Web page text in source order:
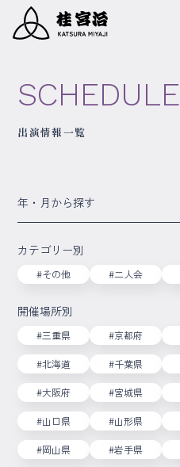
SCHEDULE
出演情報一覧
年・月から探す
カテゴリー別
#その他 #二人会
開催場所別
#三重県 #京都府
#北海道 #千葉県
#大阪府 #宮城県
#山口県 #山形県
#岡山県 #岩手県